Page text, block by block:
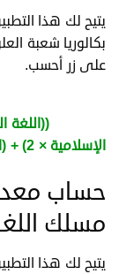
يتيح لك هذا
بكالوريا شعبة
على زر أحسب.
الإسلامية × 2) + (الإجتماعيات × 2)) ÷ 10
حساب
مسلك
يتيح لك هذا